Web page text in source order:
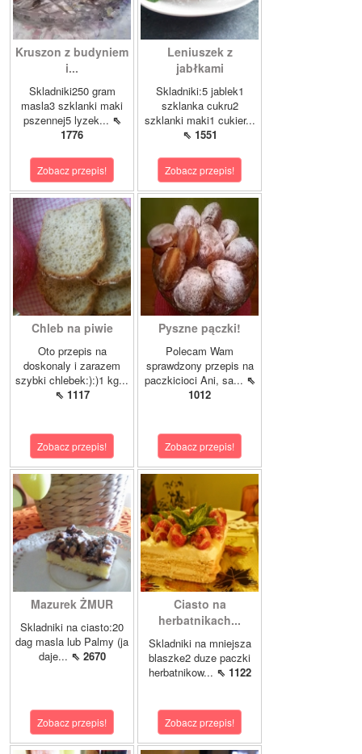
Kruszon z budyniem
i...
Skladniki250 gram
masla3 szklanki maki
pszennej5 lyzek... ⇖
1776
Zobacz przepis!
Leniuszek z
jabłkami
Skladniki:5 jablek1
szklanka cukru2
szklanki maki1 cukier...
⇖ 1551
Zobacz przepis!
Chleb na piwie
Oto przepis na
doskonaly i zarazem
szybki chlebek:):)1 kg...
⇖ 1117
Zobacz przepis!
Pyszne pączki!
Polecam Wam
sprawdzony przepis na
paczkicioci Ani, sa... ⇖
1012
Zobacz przepis!
Mazurek ŻMUR
Skladniki na ciasto:20
dag masla lub Palmy (ja
daje... ⇖ 2670
Zobacz przepis!
Ciasto na
herbatnikach...
Skladniki na mniejsza
blaszke2 duze paczki
herbatnikow... ⇖ 1122
Zobacz przepis!